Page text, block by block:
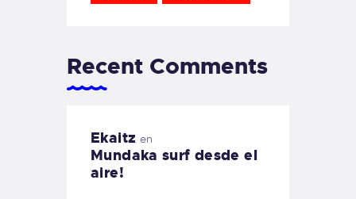
Recent Comments
Ekaitz en
Mundaka surf desde el
aire!